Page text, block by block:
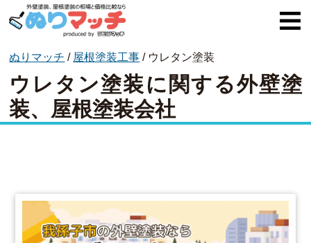
オススメ企業
屋根塗装
コラム一覧
ぬりマッチ / 屋根塗装工事 / ウレタン塗装
ウレタン塗装に関する外壁塗
装、屋根塗装会社